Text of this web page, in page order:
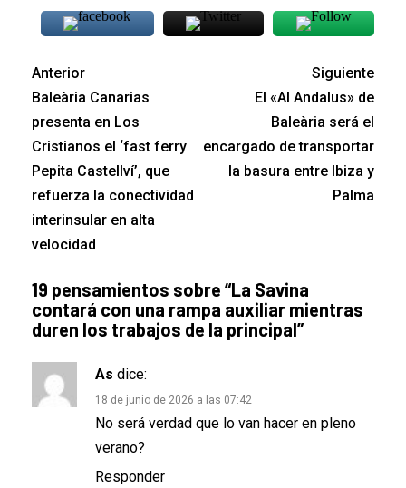
Anterior
Baleària Canarias
presenta en Los
Cristianos el ‘fast ferry
Pepita Castellví’, que
refuerza la conectividad
interinsular en alta
velocidad
Siguiente
El «Al Andalus» de
Baleària será el
encargado de transportar
la basura entre Ibiza y
Palma
19 pensamientos sobre “La Savina
contará con una rampa auxiliar mientras
duren los trabajos de la principal”
As dice:
18 de junio de 2026 a las 07:42
No será verdad que lo van hacer en pleno
verano?
Responder